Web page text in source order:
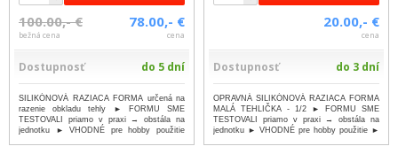
100.00,- €
bežná cena
78.00,- €
cena
Dostupnosť do 5 dní
SILIKÓNOVÁ RAZIACA FORMA určená na
razenie obkladu tehly ► FORMU SME
TESTOVALI priamo v praxi → obstála na
jednotku ► VHODNÉ pre hobby použitie
20.00,- €
cena
Dostupnosť do 3 dní
OPRAVNÁ SILIKÓNOVÁ RAZIACA FORMA
MALÁ TEHLIČKA - 1/2 ► FORMU SME
TESTOVALI priamo v praxi → obstála na
jednotku ► VHODNÉ pre hobby použitie ►